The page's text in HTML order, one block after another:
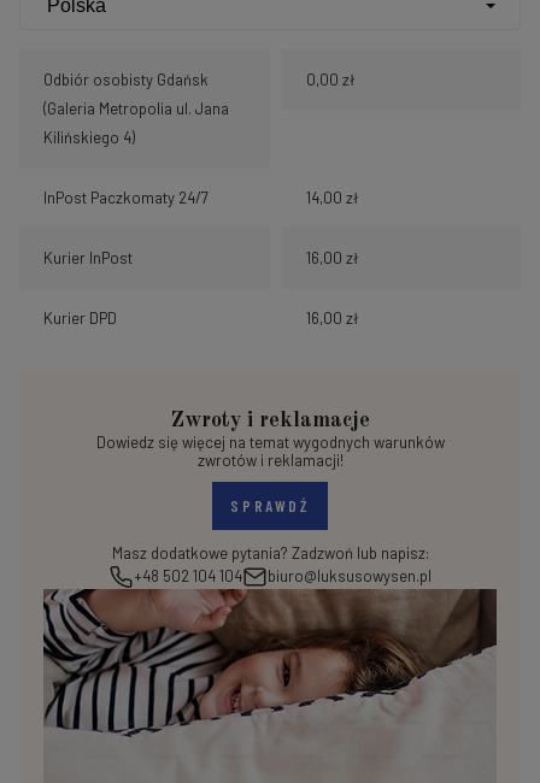
Odbiór osobisty Gdańsk
(Galeria Metropolia ul. Jana
Kilińskiego 4)
0,00 zł
InPost Paczkomaty 24/7 14,00 zł
Kurier InPost 16,00 zł
Kurier DPD 16,00 zł
Zwroty i reklamacje
Dowiedz się więcej na temat wygodnych warunków
zwrotów i reklamacji!
SPRAWDŹ
Masz dodatkowe pytania? Zadzwoń lub napisz:
+48 502 104 104
biuro@luksusowysen.pl